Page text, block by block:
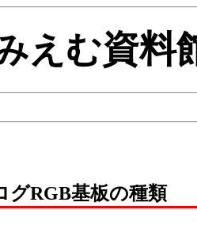
えむ資料
グRGB基板の種類